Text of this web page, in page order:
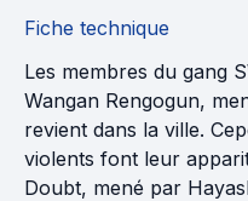
Fiche technique
Les membres du gang
Wangan Rengogun,
revient dans la ville.
violents font leur
Doubt, mené par